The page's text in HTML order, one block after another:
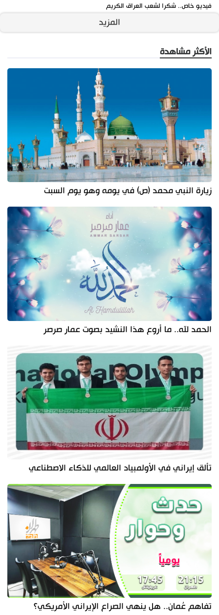
فيديو خاص.. شكرا لشعب العراق الكريم
المزيد
الأكثر مشاهدة
زيارة النبي محمد (ص) في يومه وهو يوم السبت
الحمد لله.. ما أروع هذا النشيد بصوت عمار صرصر
تألق إيراني في الأولمبياد العالمي للذكاء الاصطناعي
تفاهم عُمان.. هل ينهي الصراع الإيراني الأمريكي؟